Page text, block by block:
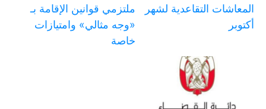
المعاشات التقاعدية لشهر
أكتوبر
ملتزمي قوانين الإقامة بـ
«وجه مثالي» وامتيازات
خاصة